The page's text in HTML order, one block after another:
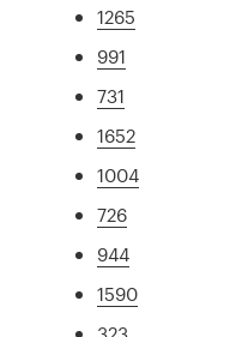
1265
991
731
1652
1004
726
944
1590